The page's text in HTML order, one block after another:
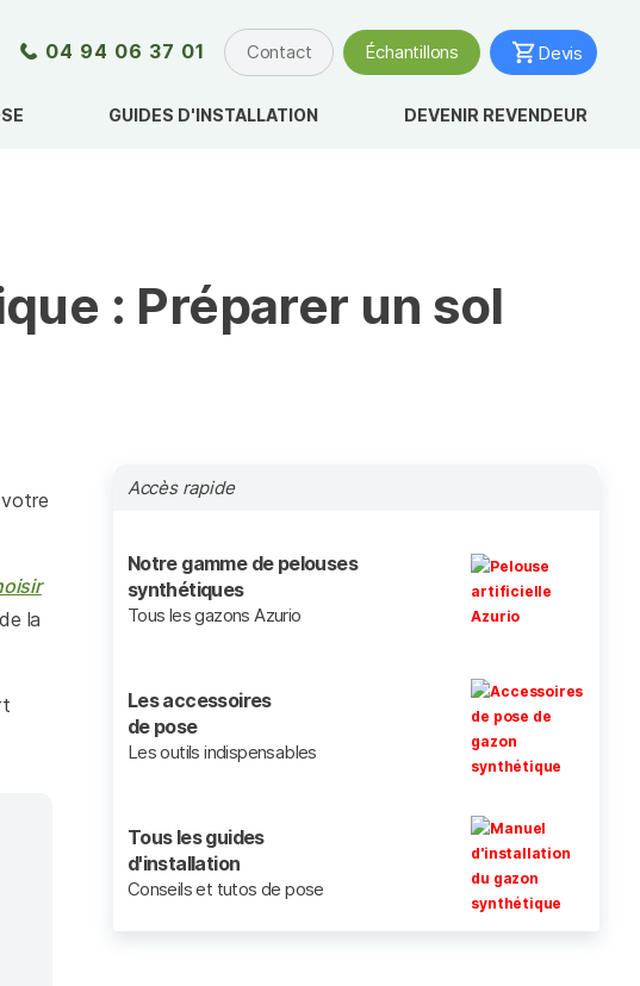
04 94 06 37 01 Contact Échantillons Devis
GUIDES D'INSTALLATION DEVENIR REVENDEUR
: Préparer un sol
votre
la
Accès rapide
Notre gamme de pelouses
synthétiques
Tous les gazons Azurio
Les accessoires
de pose
Les outils indispensables
Tous les guides
d'installation
Conseils et tutos de pose